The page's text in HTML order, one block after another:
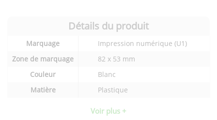
Détails
techniques
du
produit
Détails du produit
Marquage
Impression numérique (U1)
Zone de marquage
82 x 53 mm
Couleur
Blanc
Matière
Plastique
Voir plus +